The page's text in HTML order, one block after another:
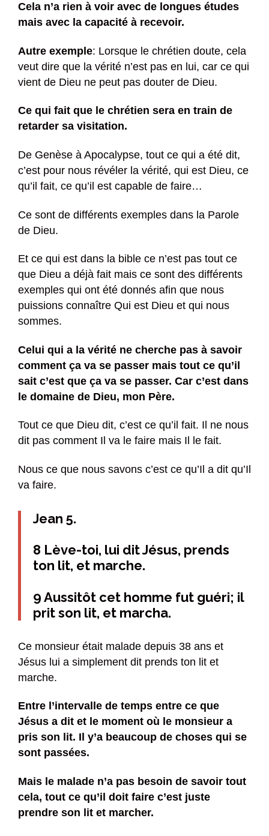
Cela n’a rien à voir avec de longues études
mais avec la capacité à recevoir.
Autre exemple: Lorsque le chrétien doute, cela
veut dire que la vérité n’est pas en lui, car ce qui
vient de Dieu ne peut pas douter de Dieu.
Ce qui fait que le chrétien sera en train de
retarder sa visitation.
De Genèse à Apocalypse, tout ce qui a été dit,
c’est pour nous révéler la vérité, qui est Dieu, ce
qu’il fait, ce qu’il est capable de faire…
Ce sont de différents exemples dans la Parole
de Dieu.
Et ce qui est dans la bible ce n’est pas tout ce
que Dieu a déjà fait mais ce sont des différents
exemples qui ont été donnés afin que nous
puissions connaître Qui est Dieu et qui nous
sommes.
Celui qui a la vérité ne cherche pas à savoir
comment ça va se passer mais tout ce qu’il
sait c’est que ça va se passer. Car c’est dans
le domaine de Dieu, mon Père.
Tout ce que Dieu dit, c’est ce qu’il fait. Il ne nous
dit pas comment Il va le faire mais Il le fait.
Nous ce que nous savons c’est ce qu’Il a dit qu’Il
va faire.
Jean 5.
8 Lève-toi, lui dit Jésus, prends
ton lit, et marche.
9 Aussitôt cet homme fut guéri; il
prit son lit, et marcha.
Ce monsieur était malade depuis 38 ans et
Jésus lui a simplement dit prends ton lit et
marche.
Entre l’intervalle de temps entre ce que
Jésus a dit et le moment où le monsieur a
pris son lit. Il y’a beaucoup de choses qui se
sont passées.
Mais le malade n’a pas besoin de savoir tout
cela, tout ce qu’il doit faire c’est juste
prendre son lit et marcher.